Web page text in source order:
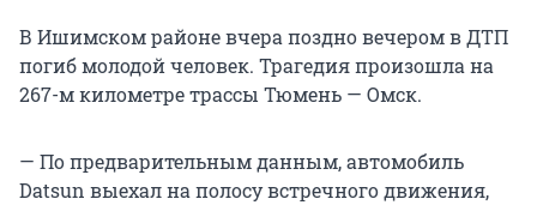
В Ишимском районе вчера поздно вечером в ДТП
погиб молодой человек. Трагедия произошла на
267-м километре трассы Тюмень — Омск.
— По предварительным данным, автомобиль
Datsun выехал на полосу встречного движения,